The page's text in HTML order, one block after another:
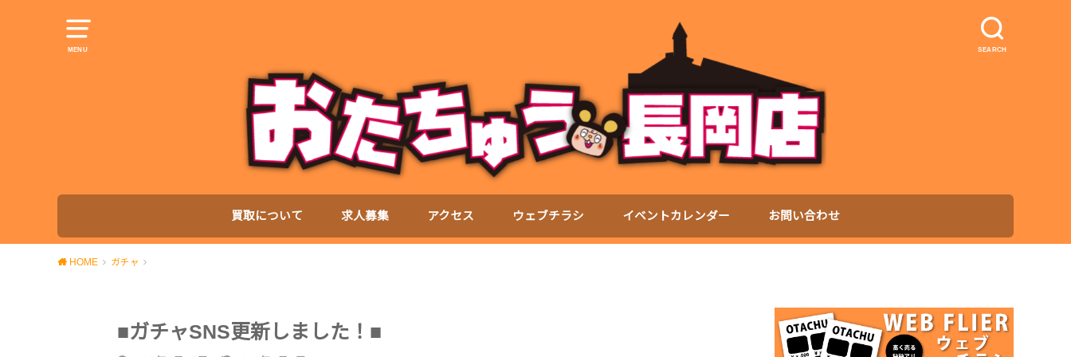
MENU SEARCH
買取について 求人募集 アクセス ウェブチラシ イベントカレンダー お問い合わせ
HOME ガチャ
■ガチャSNS更新しました！■